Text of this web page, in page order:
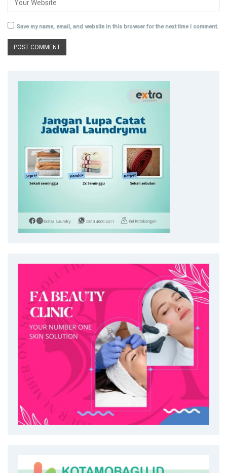
Save my name, email, and website in this browser for the next time I comment.